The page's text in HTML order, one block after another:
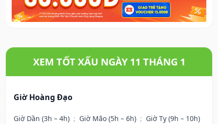
XEM TỐT XẤU NGÀY 11 THÁNG 1
Giờ Hoàng Đạo
Giờ Dần (3h – 4h) ; Giờ Mão (5h – 6h) ; Giờ Tỵ (9h – 10h)